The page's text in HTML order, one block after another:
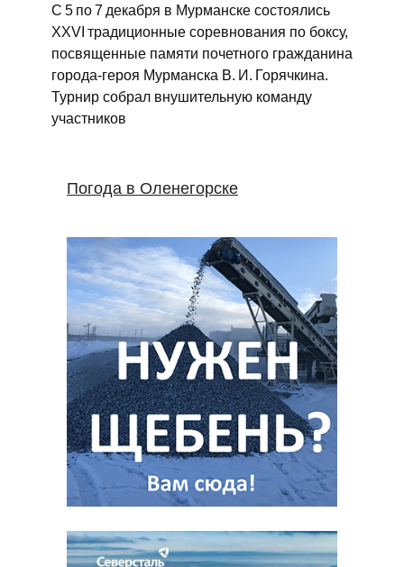
С 5 по 7 декабря в Мурманске состоялись
XXVI традиционные соревнования по боксу,
посвященные памяти почетного гражданина
города‑героя Мурманска В. И. Горячкина.
Турнир собрал внушительную команду
участников
Погода в Оленегорске